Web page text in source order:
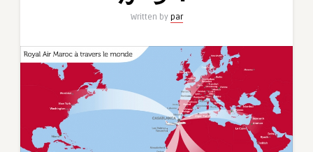
ル
ド
加
盟
Written by par